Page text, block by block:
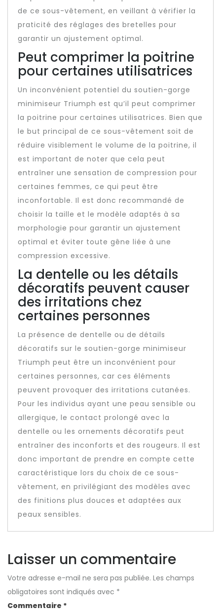
de ce sous-vêtement, en veillant à vérifier la
praticité des réglages des bretelles pour
garantir un ajustement optimal.
Peut comprimer la poitrine
pour certaines utilisatrices
Un inconvénient potentiel du soutien-gorge
minimiseur Triumph est qu’il peut comprimer
la poitrine pour certaines utilisatrices. Bien que
le but principal de ce sous-vêtement soit de
réduire visiblement le volume de la poitrine, il
est important de noter que cela peut
entraîner une sensation de compression pour
certaines femmes, ce qui peut être
inconfortable. Il est donc recommandé de
choisir la taille et le modèle adaptés à sa
morphologie pour garantir un ajustement
optimal et éviter toute gêne liée à une
compression excessive.
La dentelle ou les détails
décoratifs peuvent causer
des irritations chez
certaines personnes
La présence de dentelle ou de détails
décoratifs sur le soutien-gorge minimiseur
Triumph peut être un inconvénient pour
certaines personnes, car ces éléments
peuvent provoquer des irritations cutanées.
Pour les individus ayant une peau sensible ou
allergique, le contact prolongé avec la
dentelle ou les ornements décoratifs peut
entraîner des inconforts et des rougeurs. Il est
donc important de prendre en compte cette
caractéristique lors du choix de ce sous-
vêtement, en privilégiant des modèles avec
des finitions plus douces et adaptées aux
peaux sensibles.
Laisser un commentaire
Votre adresse e-mail ne sera pas publiée. Les champs
obligatoires sont indiqués avec *
Commentaire *